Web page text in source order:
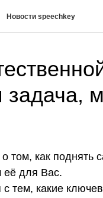
Новости speechkey
задача,
как поднять
её для Вас.
тем, какие